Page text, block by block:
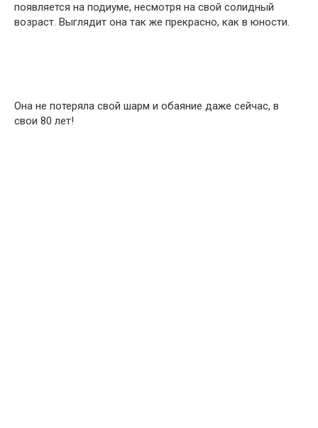
появляется на подиуме, несмотря на свой солидный
возраст. Выглядит она так же прекрасно, как в юности.
Она не потеряла свой шарм и обаяние даже сейчас, в
свои 80 лет!